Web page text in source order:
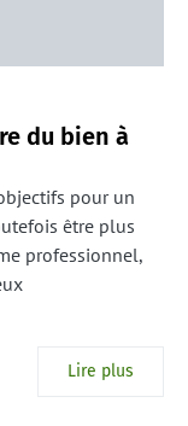
du bien à
pour un
être plus
professionnel,
Lire plus